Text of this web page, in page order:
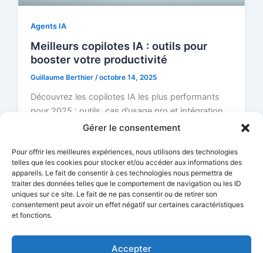
Gérer le consentement
Pour offrir les meilleures expériences, nous utilisons des technologies
telles que les cookies pour stocker et/ou accéder aux informations des
appareils. Le fait de consentir à ces technologies nous permettra de
traiter des données telles que le comportement de navigation ou les ID
uniques sur ce site. Le fait de ne pas consentir ou de retirer son
consentement peut avoir un effet négatif sur certaines caractéristiques
et fonctions.
Accepter
Agents IA
Meilleurs copilotes IA : outils pour
booster votre productivité
Guillaume Berthier/octobre 14, 2025
Découvrez les copilotes IA les plus performants
pour 2025 : outils, cas d’usage pro et intégration
dans vos workflows métiers.
1 2 Suivant→